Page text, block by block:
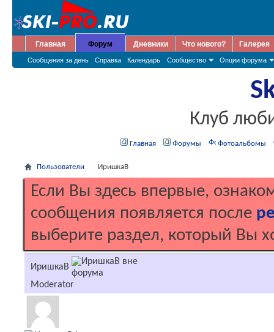
Главная Форум
Сообщения за день Справка Календарь Сообщество Опции форума
Дневники Что нового? Галерея
Клуб
Главная Форумы Фотоальбомы
Пользователи ИришкаВ
Если Вы здесь впервые,
сообщения появляется после
выберите раздел, который Вы
ИришкаВ
Moderator